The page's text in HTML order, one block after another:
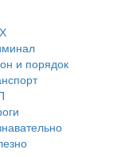
и порядок